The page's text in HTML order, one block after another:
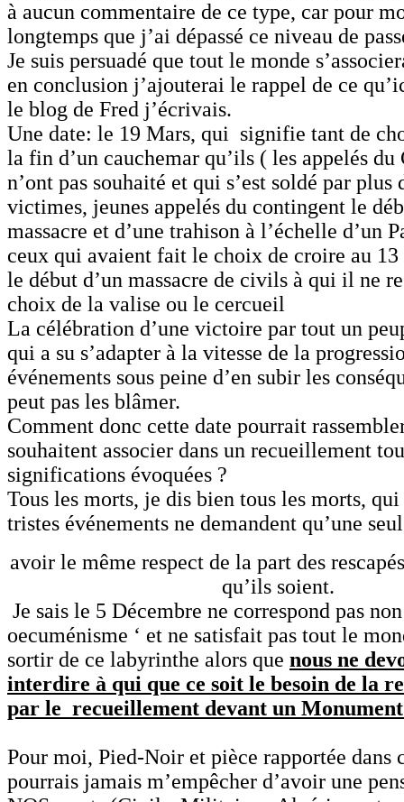
à aucun commentaire de ce type, car pour
longtemps que j’ai dépassé ce niveau de
Je suis persuadé que tout le monde
en conclusion j’ajouterai le rappel de ce
le blog de Fred j’écrivais.
Une date: le 19 Mars, qui signifie tant de
la fin d’un cauchemar qu’ils ( les appelés
n’ont pas souhaité et qui s’est soldé par plus
victimes, jeunes appelés du contingent le
massacre et d’une trahison à l’échelle d’un
ceux qui avaient fait le choix de croire au
le début d’un massacre de civils à qui il ne
choix de la valise ou le cercueil
La célébration d’une victoire par tout un
qui a su s’adapter à la vitesse de la
événements sous peine d’en subir les
peut pas les blâmer.
Comment donc cette date pourrait
souhaitent associer dans un recueillement
significations évoquées ?
Tous les morts, je dis bien tous les morts,
tristes événements ne demandent qu’une
avoir le même respect de la part des
qu’ils soient.
Je sais le 5 Décembre ne correspond pas
oecuménisme ‘ et ne satisfait pas tout le
sortir de ce labyrinthe alors que nous ne
interdire à qui que ce soit le besoin de la
par le recueillement devant un
Pour moi, Pied-Noir et pièce rapportée dans
pourrais jamais m’empêcher d’avoir une